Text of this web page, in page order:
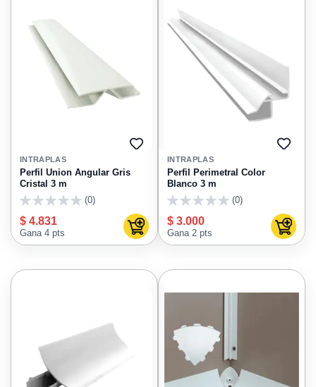
AGREGAR
FAVORITOS
INTRAPLAS
Perfil Union Angular Gris
Cristal 3 m
(0)
$ 4.831
Gana 4 pts Agregar al carrito
INTRAPLAS
Perfil Perimetral Color
Blanco 3 m
(0)
$ 3.000
Gana 2 pts